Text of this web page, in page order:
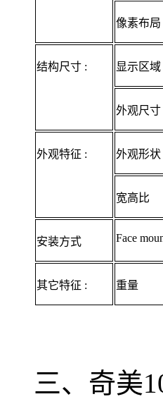
像素布局
结构尺寸 : 显示区域
外观尺寸
外观特征 : 外观形状
宽高比
安装方式 Face
其它特征 : 重量
三、奇美